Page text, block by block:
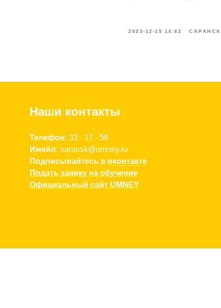
2023-12-15 14:42
Наши контакты
Телефон: 33 - 17 - 56
Имейл: saransk@umney.ru
Подписывайтесь в вконтакте
Подать заявку на обучение
Официальный сайт UMNEY